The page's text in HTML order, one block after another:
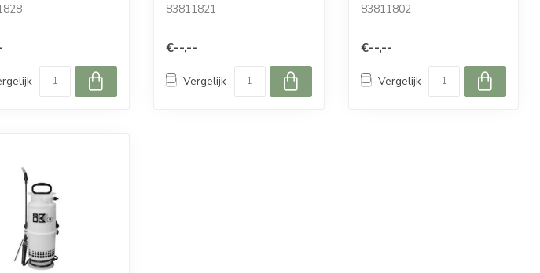
83811821
€--,--
Vergelijk
83811802
€--,--
Vergelijk